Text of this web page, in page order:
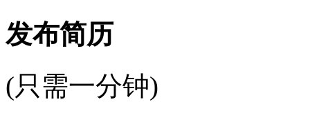
发布简历
(只需一分钟)